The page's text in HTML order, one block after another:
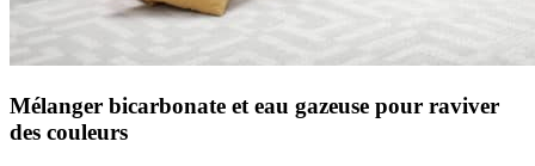
Mélanger bicarbonate et eau gazeuse pour raviver
des couleurs